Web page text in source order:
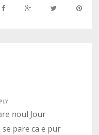
noul Jour
se pare ca e pur